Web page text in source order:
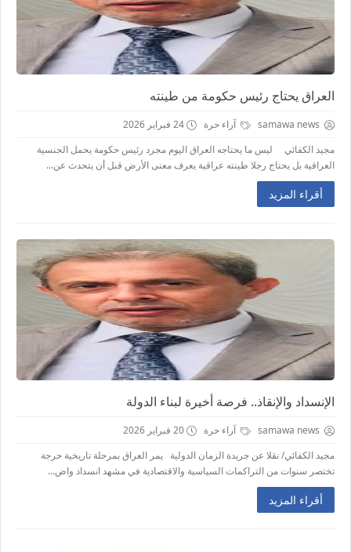
العراق يحتاج رئيس حكومة من طينته
samawa news آراء حرة
24 فبراير 2026
مجيد الكفائي ليس ما يحتاجه العراق اليوم مجرد رئيس حكومة يحمل الجنسية
العراقية بل يحتاج رجلا طينته عراقية يعرف معنى الأرض قبل أن يتحدث عن...
أقراء المزيد
الإنسداد والإنقاذ.. فرصة أخيرة لبناء الدولة
samawa news آراء حرة
20 فبراير 2026
مجيد الكفائي/ نقلا عن جريدة الزمان الدولية يمر العراق بمرحلة تاريخية حرجة
تختصر سنوات من التراكمات السياسية والاقتصادية في مشهد انسداد واض...
أقراء المزيد